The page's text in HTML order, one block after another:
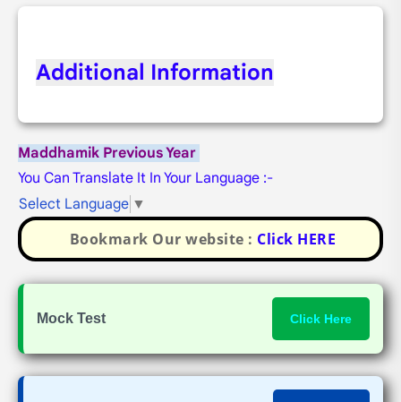
Additional Information
Maddhamik Previous Year
You Can Translate It In Your Language :-
Select Language ▼
Bookmark Our website : Click HERE
Mock Test Click Here